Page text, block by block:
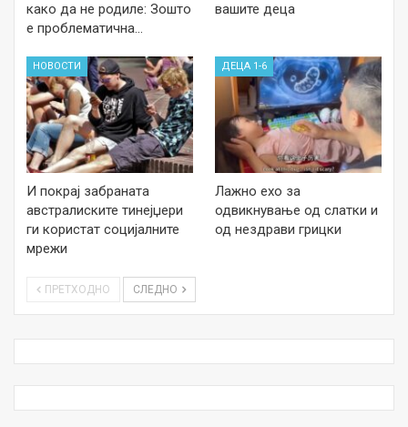
како да не родиле: Зошто
е проблематична…
вашите деца
НОВОСТИ
И покрај забраната
австралиските тинејџери
ги користат социјалните
мрежи
ДЕЦА 1-6
Лажно ехо за
одвикнување од слатки и
од нездрави грицки
ПРЕТХОДНО СЛЕДНО